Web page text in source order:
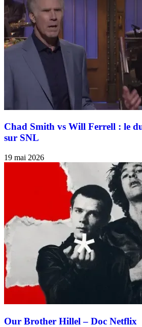
Chad Smith vs Will Ferrell : le
sur SNL
19 mai 2026
Our Brother Hillel – Doc Netflix